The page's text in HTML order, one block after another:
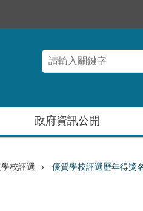
政府資訊公開
校評選 優質學校評選歷年得獎